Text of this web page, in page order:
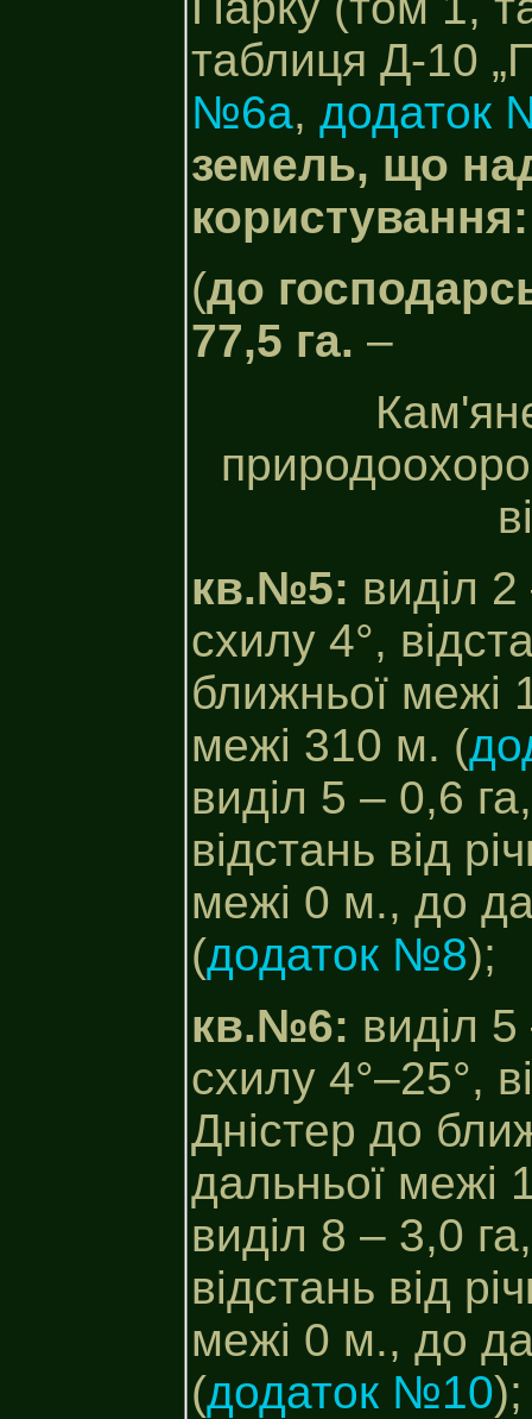
таблиця Д-10
№6а, додаток
земель, що
користування:
(до
77,5 га. –
кв.№5: виділ
схилу 4°,
ближньої межі
межі 310 м. (
виділ 5 – 0,6
відстань від
межі 0 м., до
(додаток №8);
кв.№6: виділ
схилу 4°–25°,
Дністер до
дальньої межі
виділ 8 – 3,0
відстань від
межі 0 м., до
(додаток №10);